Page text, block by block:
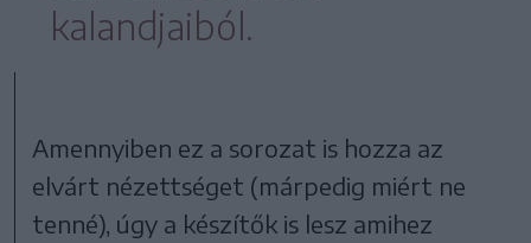
kalandjaiból.
Amennyiben ez a sorozat is hozza az
elvárt nézettséget (márpedig miért ne
tenné), úgy a készítők is lesz amihez